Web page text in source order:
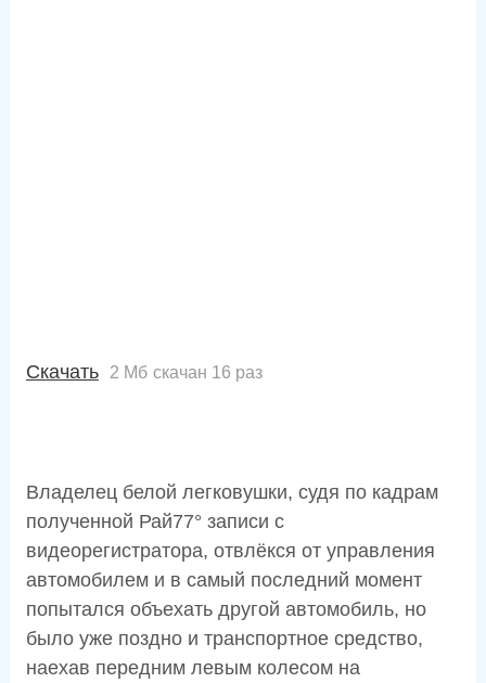
Скачать 2 Мб скачан 16 раз
Владелец белой легковушки, судя по кадрам
полученной Рай77° записи с
видеорегистратора, отвлёкся от управления
автомобилем и в самый последний момент
попытался объехать другой автомобиль, но
было уже поздно и транспортное средство,
наехав передним левым колесом на